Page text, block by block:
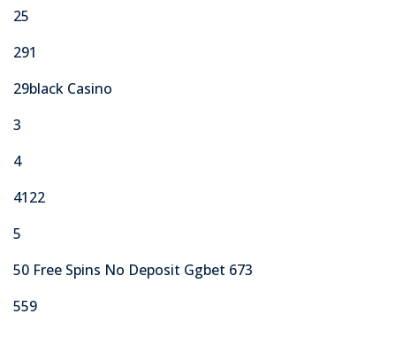
25
291
29black Casino
3
4
4122
5
50 Free Spins No Deposit Ggbet 673
559